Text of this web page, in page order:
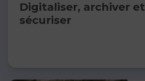
Digitaliser, archiver et
sécuriser​